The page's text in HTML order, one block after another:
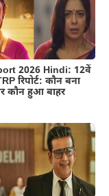
2026 Hindi: 12वें
रिपोर्ट: कौन बना
कौन हुआ बाहर